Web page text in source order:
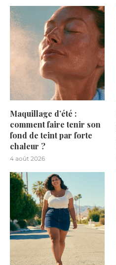
Maquillage d’été :
comment faire tenir son
fond de teint par forte
chaleur ?
4 août 2026